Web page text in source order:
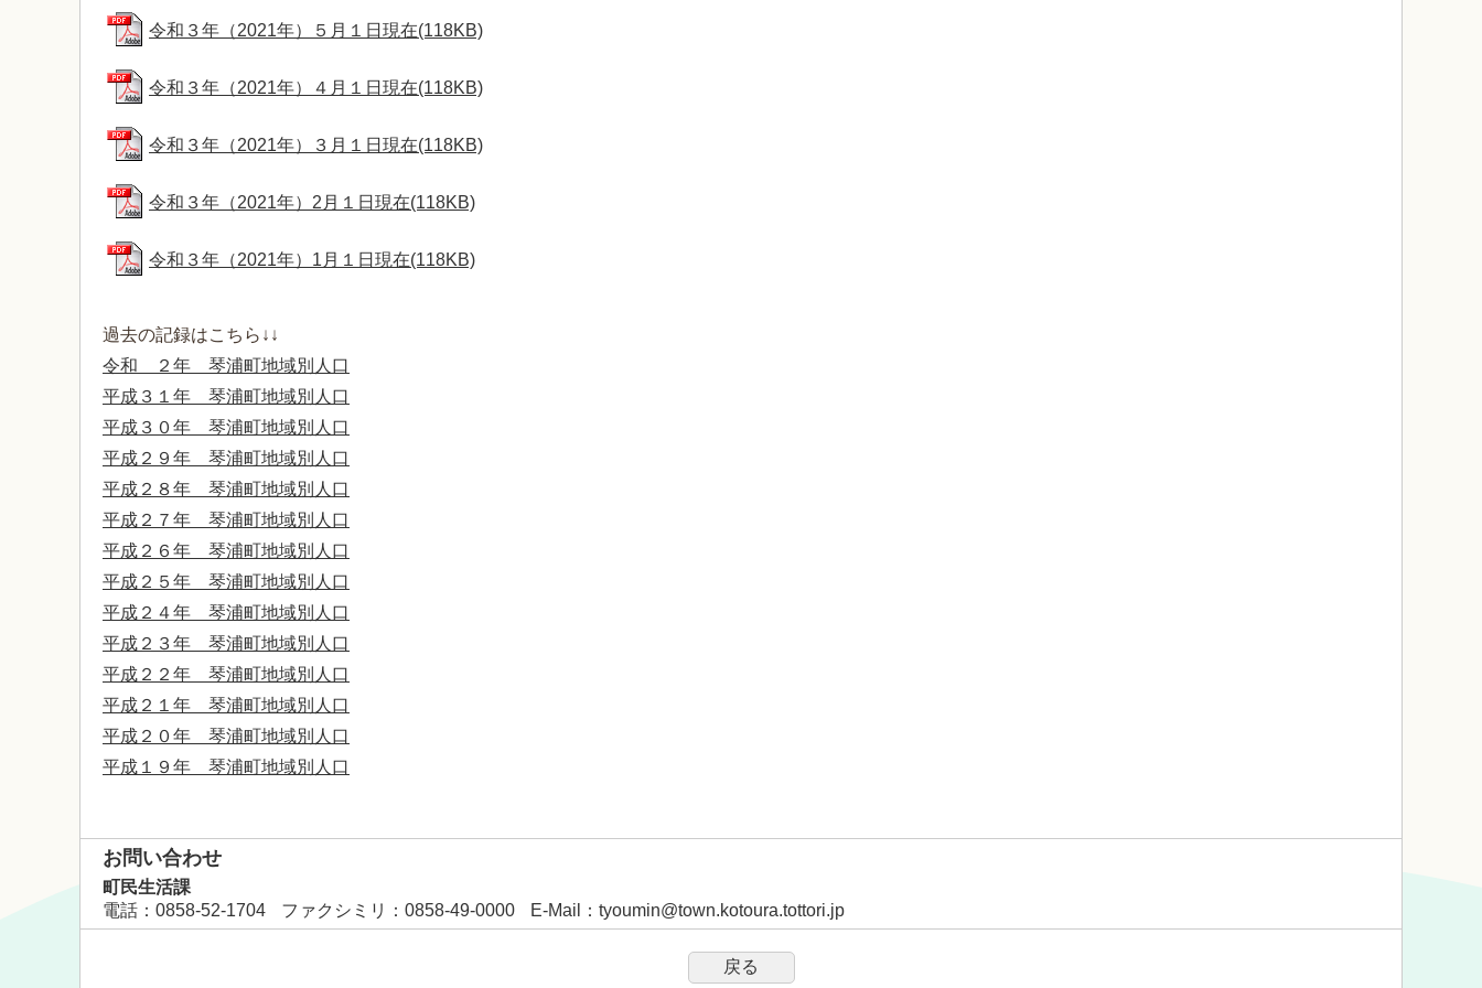
令和３年（2021年）５月１日現在(118KB)
令和３年（2021年）４月１日現在(118KB)
令和３年（2021年）３月１日現在(118KB)
令和３年（2021年）2月１日現在(118KB)
令和３年（2021年）1月１日現在(118KB)
過去の記録はこちら↓↓
令和 ２年 琴浦町地域別人口
平成３１年 琴浦町地域別人口
平成３０年 琴浦町地域別人口
平成２９年 琴浦町地域別人口
平成２８年 琴浦町地域別人口
平成２７年 琴浦町地域別人口
平成２６年 琴浦町地域別人口
平成２５年 琴浦町地域別人口
平成２４年 琴浦町地域別人口
平成２３年 琴浦町地域別人口
平成２２年 琴浦町地域別人口
平成２１年 琴浦町地域別人口
平成２０年 琴浦町地域別人口
平成１９年 琴浦町地域別人口
お問い合わせ
町民生活課
電話 ：0858-52-1704 ファクシミリ ：0858-49-0000 E-Mail ： tyoumin@town.kotoura.tottori.jp
戻る